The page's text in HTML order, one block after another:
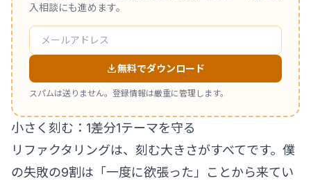
入相談にも進めます。
無料でダウンロード
スパムは送りません。登録情報は厳重に管理します。
小さく刻む：1差分1テーマを守る
リファクタリングは、刻む大きさがすべてです。僕
の失敗の9割は「一度に欲張った」ことから来てい